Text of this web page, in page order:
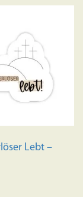
Lebt –